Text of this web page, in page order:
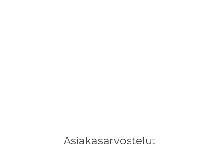
Asiakasarvostelut